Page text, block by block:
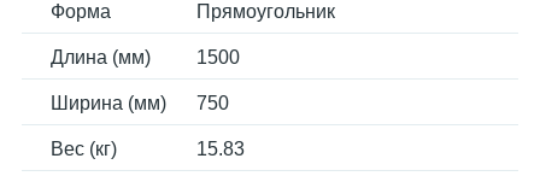
Форма Прямоугольник
Длина (мм) 1500
Ширина (мм) 750
Вес (кг) 15.83